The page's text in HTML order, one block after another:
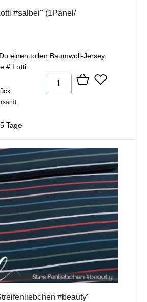
#salbei" (1Panel/
einen tollen Baumwoll-Jersey,
# Lotti...
Tage
#beauty"